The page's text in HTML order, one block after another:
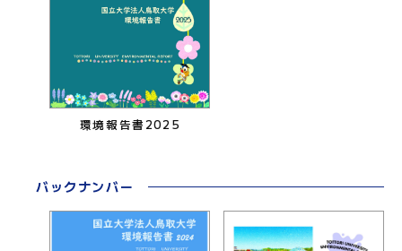
環境報告書2025
バックナンバー